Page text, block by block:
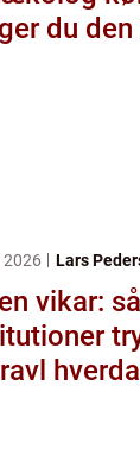
du
2026 Lars
vikar: